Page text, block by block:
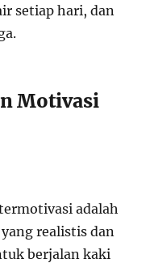
setiap hari, dan
Motivasi
adalah
realistis dan
berjalan kaki